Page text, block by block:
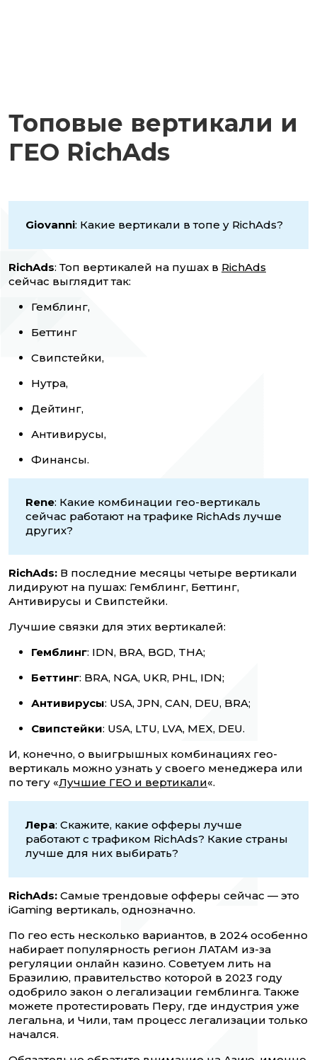
Топовые вертикали и
ГЕО RichAds
Giovanni: Какие вертикали в топе у RichAds?
RichAds: Топ вертикалей на пушах в RichAds
сейчас выглядит так:
Гемблинг,
Беттинг
Свипстейки,
Нутра,
Дейтинг,
Антивирусы,
Финансы.
Rene: Какие комбинации гео-вертикаль
сейчас работают на трафике RichAds лучше
других?
RichAds: В последние месяцы четыре вертикали
лидируют на пушах: Гемблинг, Беттинг,
Антивирусы и Свипстейки.
Лучшие связки для этих вертикалей:
Гемблинг: IDN, BRA, BGD, THA;
Беттинг: BRA, NGA, UKR, PHL, IDN;
Антивирусы: USA, JPN, CAN, DEU, BRA;
Свипстейки: USA, LTU, LVA, MEX, DEU.
И, конечно, о выигрышных комбинациях гео-
вертикаль можно узнать у своего менеджера или
по тегу «Лучшие ГЕО и вертикали«.
Лера: Скажите, какие офферы лучше
работают с трафиком RichAds? Какие страны
лучше для них выбирать?
RichAds: Самые трендовые офферы сейчас — это
iGaming вертикаль, однозначно.
По гео есть несколько вариантов, в 2024 особенно
набирает популярность регион ЛАТАМ из-за
регуляции онлайн казино. Советуем лить на
Бразилию, правительство которой в 2023 году
одобрило закон о легализации гемблинга. Также
можете протестировать Перу, где индустрия уже
легальна, и Чили, там процесс легализации только
начался.